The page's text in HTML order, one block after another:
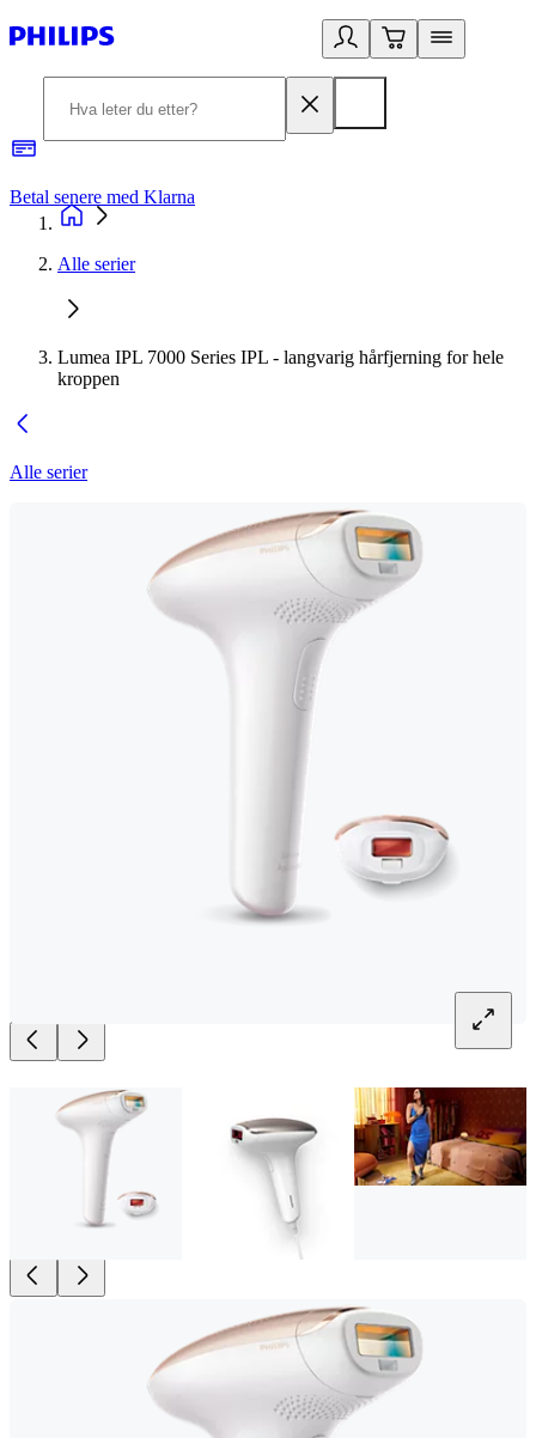
Betal senere med Klarna
Alle serier
Lumea IPL 7000 Series IPL - langvarig hårfjerning for hele
kroppen
Alle serier